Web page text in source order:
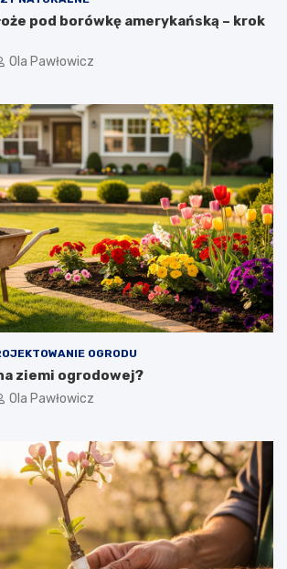
pod borówkę amerykańską – krok
Ola Pawłowicz
OGRODU
ziemi ogrodowej?
Ola Pawłowicz